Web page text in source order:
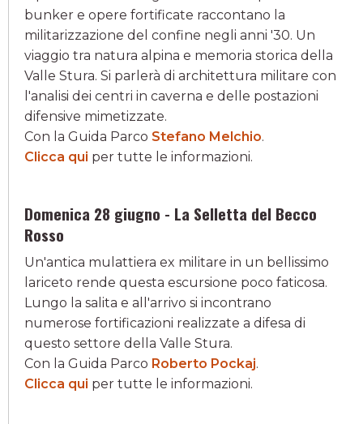
bunker e opere fortificate raccontano la
militarizzazione del confine negli anni '30. Un
viaggio tra natura alpina e memoria storica della
Valle Stura. Si parlerà di architettura militare con
l'analisi dei centri in caverna e delle postazioni
difensive mimetizzate.
Con la Guida Parco Stefano Melchio.
Clicca qui per tutte le informazioni.
Domenica 28 giugno - La Selletta del Becco
Rosso
Un'antica mulattiera ex militare in un bellissimo
lariceto rende questa escursione poco faticosa.
Lungo la salita e all'arrivo si incontrano
numerose fortificazioni realizzate a difesa di
questo settore della Valle Stura.
Con la Guida Parco Roberto Pockaj.
Clicca qui per tutte le informazioni.